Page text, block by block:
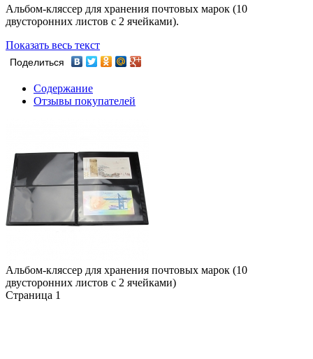
Альбом-кляссер для хранения почтовых марок (10
двусторонних листов с 2 ячейками).
Показать весь текст
Поделиться
Содержание
Отзывы покупателей
Альбом-кляссер для хранения почтовых марок (10
двусторонних листов с 2 ячейками)
Страница 1